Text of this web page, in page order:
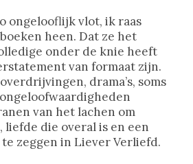
ongelooflijk vlot, ik raas
heen. Dat ze het
onder de knie heeft
van formaat zijn.
drama’s, soms
van het lachen om
liefde die overal is en een
zeggen in Liever Verliefd.